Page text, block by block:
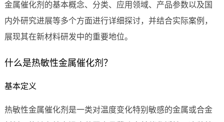
金属催化剂的基本概念、分类、应用领域、产品参数以及国
内外研究进展等多个方面进行详细探讨，并结合实际案例，
展现其在新材料研发中的重要地位。
什么是热敏性金属催化剂？
基本定义
热敏性金属催化剂是一类对温度变化特别敏感的金属或合金